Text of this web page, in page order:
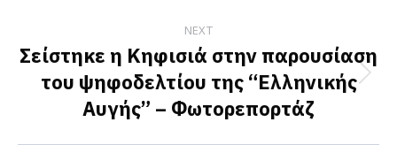
NEXT
Next
post:
Σείστηκε η Κηφισιά στην παρουσίαση
του ψηφοδελτίου της “Ελληνικής
Αυγής” – Φωτορεπορτάζ